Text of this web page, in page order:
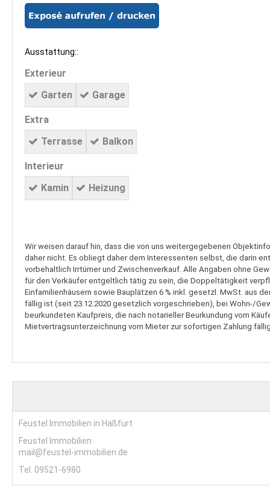
Ausstattung::
Exterieur
Garten
Garage
Extra
Terrasse
Balkon
Interieur
Kamin
Heizung
Wir weisen darauf hin, dass die von uns weitergegebenen
daher nicht. Es obliegt daher dem Interessenten selbst, die darin
vorbehaltlich Irrtümer und Zwischenverkauf. Alle Angaben ohne
für den Verkäufer entgeltlich tätig zu sein, die Doppeltätigkeit
Einfamilienhäusern sowie Bauplätzen 6 % inkl. gesetzl. MwSt. aus
fällig ist (seit 23.12.2020 gesetzlich vorgeschrieben), bei Wohn-/
beurkundeten Kaufpreis, die nach notarieller Beurkundung vom
Mietvertragsunterzeichnung vom Mieter zur sofortigen Zahlung
Feustel Immobilien in Haßfurt
Feustel Immobilien
mail@feustel-immobilien.de
Tel. 09521-6980